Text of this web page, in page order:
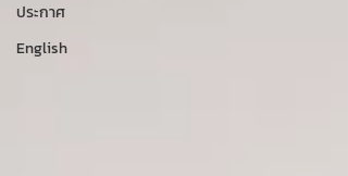
ประกาศ
English